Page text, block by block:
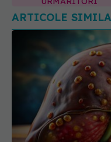
Băutura care spală